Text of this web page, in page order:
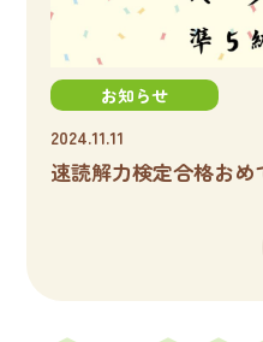
お知らせ
2024.11.11
速読解力検定合格おめ